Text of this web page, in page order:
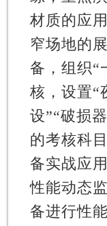
材质的应
窄场地的
备，组织“
核，设置“
设”“破损
的考核科
备实战应
性能动态
备进行性